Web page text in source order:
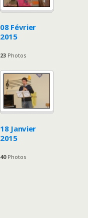
08 Février
2015
23 Photos
18 Janvier
2015
40Photos